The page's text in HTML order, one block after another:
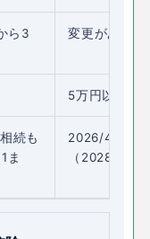
ら3
変更があっ
5万円以下
続も
ま
2026/4/1以
（2028/3/31